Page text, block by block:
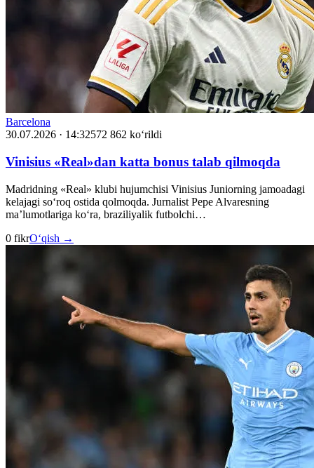
Barcelona
30.07.2026 · 14:32572 862 ko‘rildi
Vinisius «Real»dan katta bonus talab qilmoqda
Madridning «Real» klubi hujumchisi Vinisius Juniorning jamoadagi
kelajagi so‘roq ostida qolmoqda. Jurnalist Pepe Alvaresning
ma’lumotlariga ko‘ra, braziliyalik futbolchi…
0 fikrO‘qish →